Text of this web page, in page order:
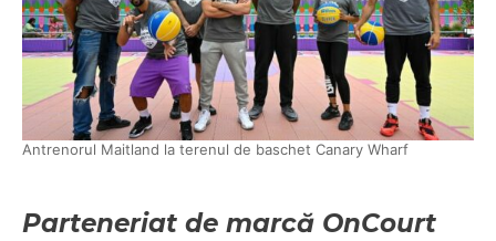
Antrenorul Maitland la terenul de baschet Canary Wharf
Parteneriat de marcă OnCourt